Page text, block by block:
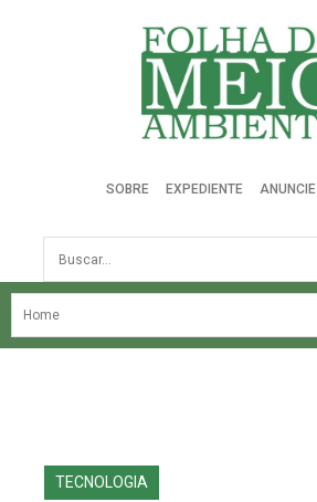
Folha do Meio Ambiente
SOBRE EXPEDIENTE ANUNCIE
Busca
NOSSA HISTÓRIA
EDIÇÕES ANTERIORES
TECNOLOGIA